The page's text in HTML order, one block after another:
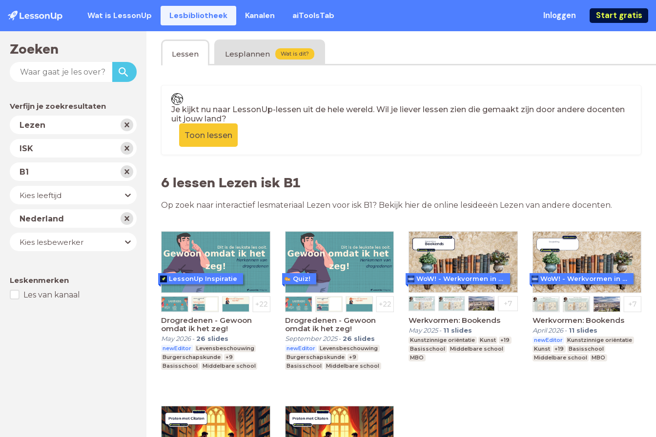
Wat is LessonUp Lesbibliotheek Kanalen aiToolsTab Inloggen Start gratis
Zoeken
Verfijn je zoekresultaten
VakLezen
Schooltype
ISK
Niveau
B1
JaarKies leeftijd
LandNederland
Lesbewerker
Kies lesbewerker
Leskenmerken
Les van kanaal
Lessen Lesplannen Wat is dit?
Je kijkt nu naar LessonUp-lessen uit de hele wereld. Wil je liever lessen zien die gemaakt zijn door andere docenten
uit jouw land?
Toon lessen
6 lessen Lezen isk B1
Op zoek naar interactief lesmateriaal Lezen voor isk B1? Bekijk hier de online lesideeën Lezen van andere docenten.
Drogredenen - Gewoon
omdat ik het zeg!
May 2026- 26 slides
newEditor
Levensbeschouwing
Burgerschapskunde
+9
Basisschool
Middelbare school
LessonUp Inspiratie
Drogredenen - Gewoon
omdat ik het zeg!
September 2025- 26 slides
newEditor
Levensbeschouwing
Burgerschapskunde
+9
Basisschool
Middelbare school
Quiz!
Werkvormen: Bookends
May 2025- 11 slides
Kunstzinnige oriëntatie Kunst
+19
Basisschool
Middelbare school
MBO
WoW! - Werkvormen in LessonUp
Werkvormen: Bookends
April 2026- 11 slides
newEditor
Kunstzinnige oriëntatie
Kunst
+19
Basisschool
Middelbare school
MBO
WoW! - Werkvormen in LessonUp